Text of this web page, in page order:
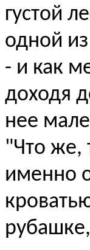
густой
одной
- и как
доходя
нее
"Что же,
именно